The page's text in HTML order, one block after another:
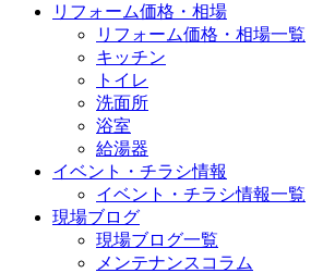
リフォーム価格・相場
リフォーム価格・相場一覧
キッチン
トイレ
洗面所
浴室
給湯器
イベント・チラシ情報
イベント・チラシ情報一覧
現場ブログ
現場ブログ一覧
メンテナンスコラム